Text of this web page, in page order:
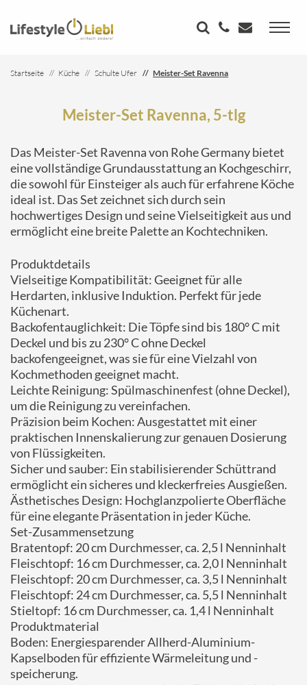
Startseite Küche Schulte Ufer Meister-Set Ravenna
Meister-Set Ravenna, 5-tlg
Das Meister-Set Ravenna von Rohe Germany bietet
eine vollständige Grundausstattung an Kochgeschirr,
die sowohl für Einsteiger als auch für erfahrene Köche
ideal ist. Das Set zeichnet sich durch sein
hochwertiges Design und seine Vielseitigkeit aus und
ermöglicht eine breite Palette an Kochtechniken.
Produktdetails
Vielseitige Kompatibilität: Geeignet für alle
Herdarten, inklusive Induktion. Perfekt für jede
Küchenart.
Backofentauglichkeit: Die Töpfe sind bis 180° C mit
Deckel und bis zu 230° C ohne Deckel
backofengeeignet, was sie für eine Vielzahl von
Kochmethoden geeignet macht.
Leichte Reinigung: Spülmaschinenfest (ohne Deckel),
um die Reinigung zu vereinfachen.
Präzision beim Kochen: Ausgestattet mit einer
praktischen Innenskalierung zur genauen Dosierung
von Flüssigkeiten.
Sicher und sauber: Ein stabilisierender Schüttrand
ermöglicht ein sicheres und kleckerfreies Ausgießen.
Ästhetisches Design: Hochglanzpolierte Oberfläche
für eine elegante Präsentation in jeder Küche.
Set-Zusammensetzung
Bratentopf: 20 cm Durchmesser, ca. 2,5 l Nenninhalt
Fleischtopf: 16 cm Durchmesser, ca. 2,0 l Nenninhalt
Fleischtopf: 20 cm Durchmesser, ca. 3,5 l Nenninhalt
Fleischtopf: 24 cm Durchmesser, ca. 5,5 l Nenninhalt
Stieltopf: 16 cm Durchmesser, ca. 1,4 l Nenninhalt
Produktmaterial
Boden: Energiesparender Allherd-Aluminium-
Kapselboden für effiziente Wärmeleitung und -
speicherung.